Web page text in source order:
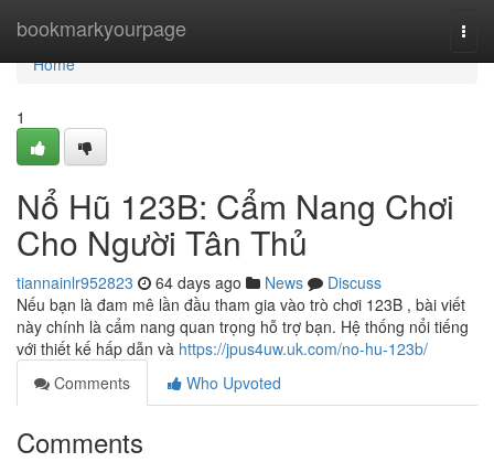
bookmarkyourpage
Home
Home
1
Nổ Hũ 123B: Cẩm Nang Chơi
Cho Người Tân Thủ
tiannainlr952823 64 days ago News
Discuss
Nếu bạn là đam mê lần đầu tham gia vào trò chơi 123B , bài viết
này chính là cẩm nang quan trọng hỗ trợ bạn. Hệ thống nổi tiếng
với thiết kế hấp dẫn và https://jpus4uw.uk.com/no-hu-123b/
Comments
Who Upvoted
Comments